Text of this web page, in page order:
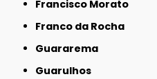
Francisco Morato
Franco da Rocha
Guararema
Guarulhos